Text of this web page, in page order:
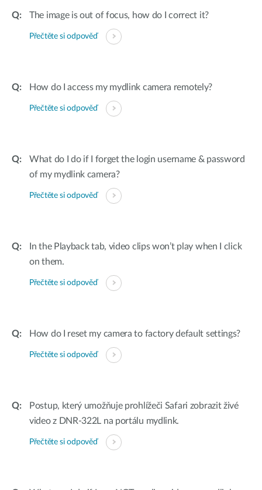
The image is out of focus, how do I correct it?
Přečtěte si odpověď
How do I access my mydlink camera remotely?
Přečtěte si odpověď
What do I do if I forget the login username & password
of my mydlink camera?
Přečtěte si odpověď
In the Playback tab, video clips won’t play when I click
on them.
Přečtěte si odpověď
How do I reset my camera to factory default settings?
Přečtěte si odpověď
Postup, který umožňuje prohlížeči Safari zobrazit živé
video z DNR-322L na portálu mydlink.
Přečtěte si odpověď